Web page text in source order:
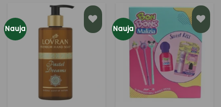
Nauja Nauja
PRIDĖTI
Į NORŲ
SĄRAŠĄ